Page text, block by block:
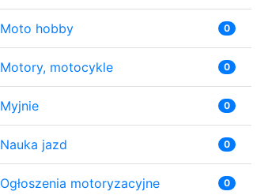
Moto hobby 0
Motory, motocykle 0
Myjnie 0
Nauka jazd 0
Ogłoszenia motoryzacyjne 0